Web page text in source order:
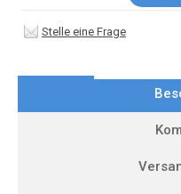
Stelle eine Frage